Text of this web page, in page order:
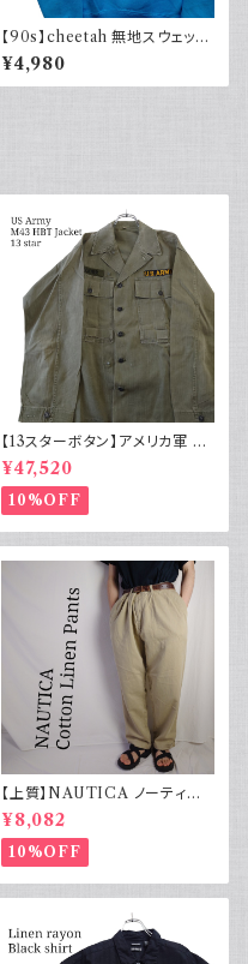
【90s】cheetah 無地スウェット
Plain sweatshirt 水色 ライト
ブルー 古着 USA製
¥4,980
【13スターボタン】アメリカ軍 M
43 HBT ジャケット パッチ 軍物
実物
¥47,520
10%OFF
【上質】NAUTICA ノーティカ
コットンリネンパンツ ツータック
¥8,082
10%OFF